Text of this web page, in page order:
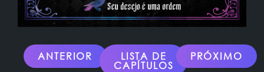
ANTERIOR LISTA DE
CAPÍTULOS
PRÓXIMO